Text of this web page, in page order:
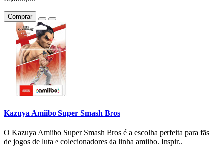
Comprar
Kazuya Amiibo Super Smash Bros
O Kazuya Amiibo Super Smash Bros é a escolha perfeita para fãs
de jogos de luta e colecionadores da linha amiibo. Inspir..